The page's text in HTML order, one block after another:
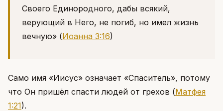
Своего Единородного, дабы всякий,
верующий в Него, не погиб, но имел жизнь
вечную» (Иоанна 3:16)
Само имя «Иисус» означает «Спаситель», потому
что Он пришёл спасти людей от грехов (Матфея
1:21).